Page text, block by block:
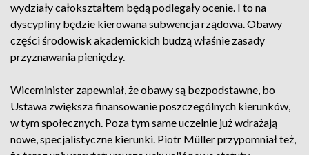
wydziały całokształtem będą podlegały ocenie. I to na
dyscypliny będzie kierowana subwencja rządowa. Obawy
części środowisk akademickich budzą właśnie zasady
przyznawania pieniędzy.
Wiceminister zapewniał, że obawy są bezpodstawne, bo
Ustawa zwiększa finansowanie poszczególnych kierunków,
w tym społecznych. Poza tym same uczelnie już wdrażają
nowe, specjalistyczne kierunki. Piotr Müller przypomniał też,